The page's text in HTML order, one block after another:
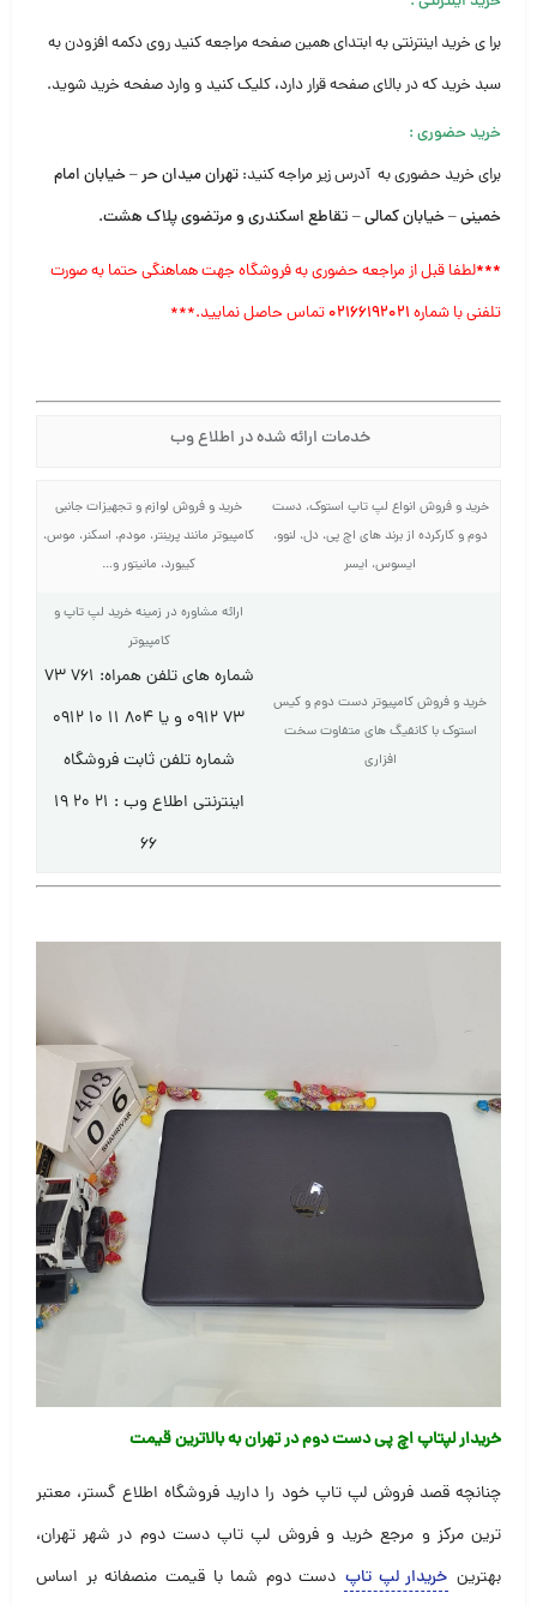
برا ی خرید اینترنتی به ابتدای همین صفحه مراجعه کنید روی دکمه افزودن به
سبد خرید که در بالای صفحه قرار دارد، کلیک کنید و وارد صفحه خرید شوید.
خرید حضوری:
برای خرید حضوری به آدرس زیر مراجه کنید:تهران میدان حر – خیابان امام
خمینی – خیابان کمالی – تقاطع اسکندری و مرتضوی پلاک هشت.
***لطفا قبل از مراجعه حضوری به فروشگاه جهت هماهنگی حتما به صورت
تلفنی با شماره۰۲۱۶۶۱۹۲۰۲۱تماس حاصل نمایید.***
خدمات ارائه شده در اطلاع وب
خرید و فروش انواع لپ تاپ استوک، دست
دوم و کارکرده از برند های اچ پی، دل، لنوو،
ایسوس، ایسر
خرید و فروش لوازم و تجهیزات جانبی
کامپیوتر مانند پرینتر، مودم، اسکنر، موس،
کیبورد، مانیتور و…
خرید و فروش کامپیوتر دست دوم و کیس
استوک با کانفیگ های متفاوت سخت
افزاری
ارائه مشاوره در زمینه خرید لپ تاپ و
کامپیوتر
شماره های تلفن همراه: ۷۶۱ ۷۳
۷۳ ۰۹۱۲ و یا ۸۰۴ ۱۱ ۱۰ ۰۹۱۲
شماره تلفن ثابت فروشگاه
اینترنتی اطلاع وب : ۲۱ ۲۰ ۱۹
۶۶
خریدار لپتاپ اچ پی دست دوم در تهران به بالاترین قیمت
چنانچه قصد فروش لپ تاپ خود را دارید فروشگاه اطلاع گستر، معتبر
ترین مرکز و مرجع خرید و فروش لپ تاپ دست دوم در شهر تهران،
بهترین خریدار لپ تاپ دست دوم شما با قیمت منصفانه بر اساس